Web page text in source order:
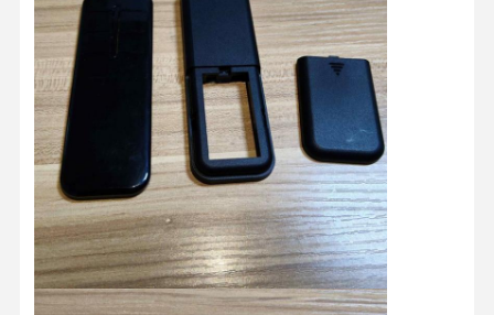
Produkty O Nas
Wycieczka
Po Fabryce
Kontrola
Jakości
Skontaktuj
Się Z Nami
Aktualności
Wszystkie
Przypadki